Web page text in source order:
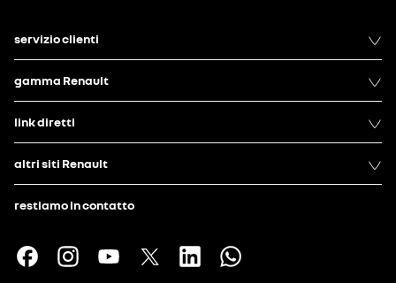
servizio clienti
gamma Renault
link diretti
altri siti Renault
restiamo in contatto